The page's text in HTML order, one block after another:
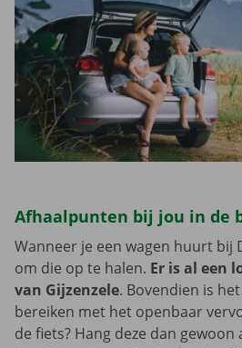
Afhaalpunten bij jou in de
Wanneer je een wagen huurt bij
om die op te halen. Er is al een
van Gijzenzele. Bovendien is
bereiken met het openbaar
de fiets? Hang deze dan